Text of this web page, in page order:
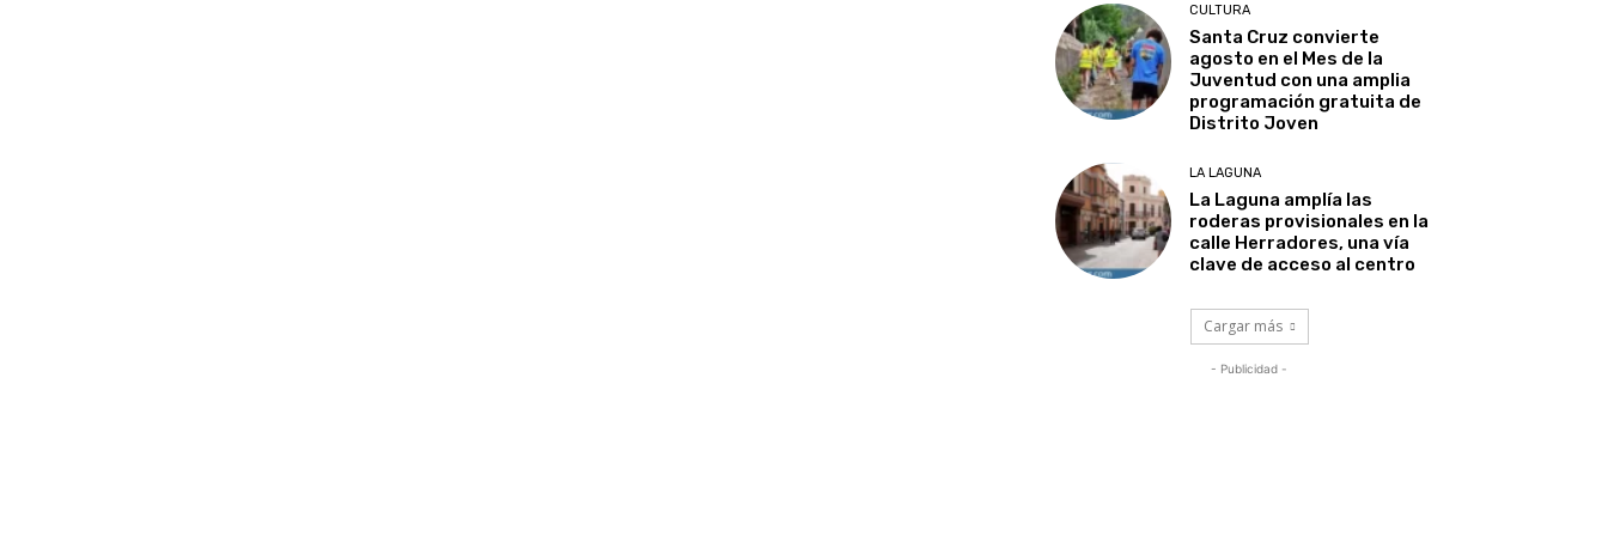
CULTURA
Santa Cruz convierte
agosto en el Mes de la
Juventud con una amplia
programación gratuita de
Distrito Joven
LA LAGUNA
La Laguna amplía las
roderas provisionales en la
calle Herradores, una vía
clave de acceso al centro
Cargar más
- Publicidad -